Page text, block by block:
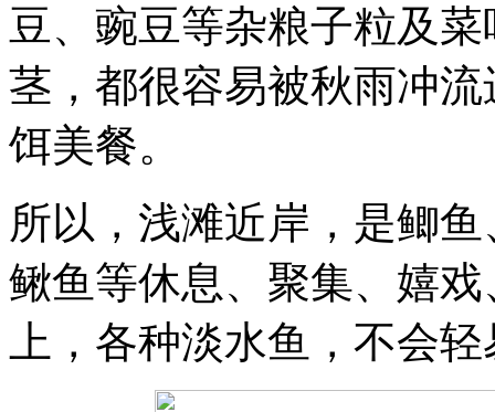
豆、豌豆等杂粮子粒及
茎，都很容易被秋雨冲
饵美餐。
所以，浅滩近岸，是鲫
鳅鱼等休息、聚集、嬉
上，各种淡水鱼，不会